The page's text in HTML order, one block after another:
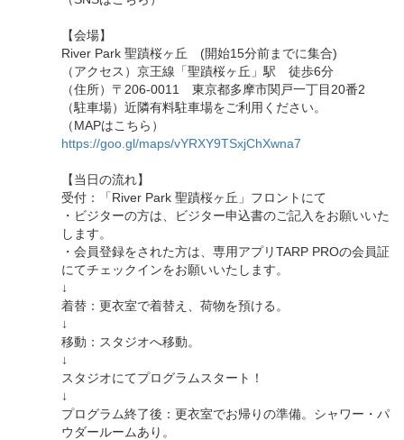
【会場】
River Park 聖蹟桜ヶ丘 (開始15分前までに集合)
（アクセス）京王線「聖蹟桜ヶ丘」駅 徒歩6分
（住所）〒206-0011 東京都多摩市関戸一丁目20番2
（駐車場）近隣有料駐車場をご利用ください。
（MAPはこちら）
https://goo.gl/maps/vYRXY9TSxjChXwna7
【当日の流れ】
受付：「River Park 聖蹟桜ヶ丘」フロントにて
・ビジターの方は、ビジター申込書のご記入をお願いいた
します。
・会員登録をされた方は、専用アプリTARP PROの会員証
にてチェックインをお願いいたします。
↓
着替：更衣室で着替え、荷物を預ける。
↓
移動：スタジオへ移動。
↓
スタジオにてプログラムスタート！
↓
プログラム終了後：更衣室でお帰りの準備。シャワー・パ
ウダールームあり。